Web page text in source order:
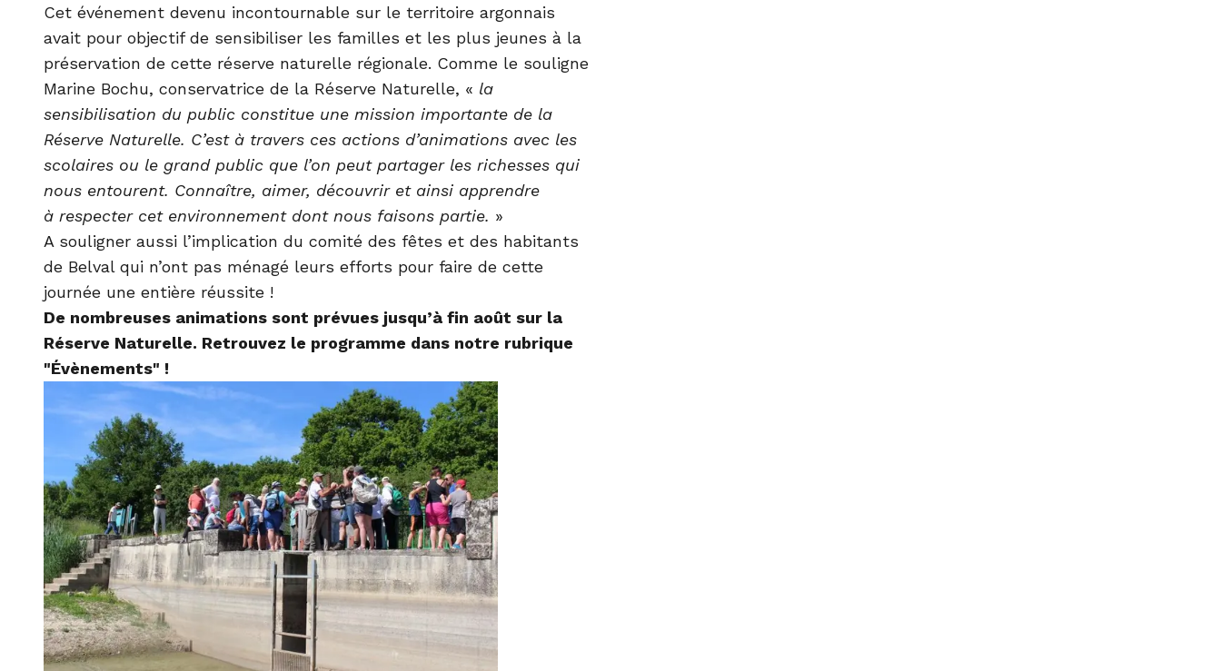
Cet événement devenu incontournable sur le territoire argonnais
avait pour objectif de sensibiliser les familles et les plus jeunes à la
préservation de cette réserve naturelle régionale. Comme le souligne
Marine Bochu, conservatrice de la Réserve Naturelle, « la
sensibilisation du public constitue une mission importante de la
Réserve Naturelle. C’est à travers ces actions d’animations avec les
scolaires ou le grand public que l’on peut partager les richesses qui
nous entourent. Connaître, aimer, découvrir et ainsi apprendre
à respecter cet environnement dont nous faisons partie. »
A souligner aussi l’implication du comité des fêtes et des habitants
de Belval qui n’ont pas ménagé leurs efforts pour faire de cette
journée une entière réussite !
De nombreuses animations sont prévues jusqu’à fin août sur la
Réserve Naturelle. Retrouvez le programme dans notre rubrique
"Évènements" !